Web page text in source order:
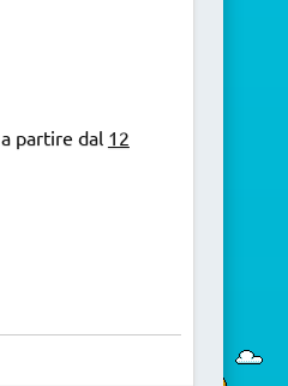
a partire dal 12